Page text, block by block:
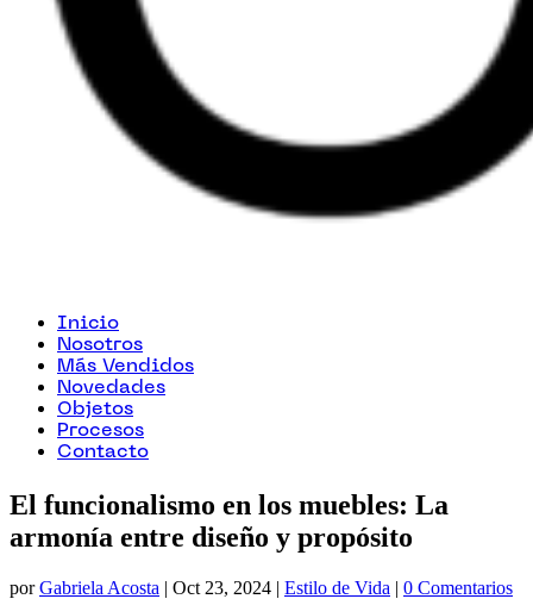
Inicio
Nosotros
Más Vendidos
Novedades
Objetos
Procesos
Contacto
El funcionalismo en los muebles: La
armonía entre diseño y propósito
porGabriela Acosta | Oct 23, 2024 | Estilo de Vida | 0 Comentarios